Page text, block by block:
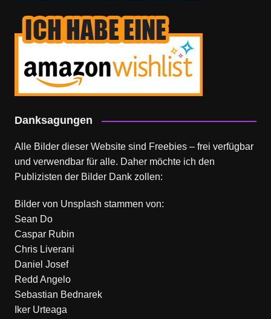
Danksagungen
Alle Bilder dieser Website sind Freebies – frei verfügbar
und verwendbar für alle. Daher möchte ich den
Publizisten der Bilder Dank zollen:
Bilder von Unsplash stammen von:
Sean Do
Caspar Rubin
Chris Liverani
Daniel Josef
Redd Angelo
Sebastian Bednarek
Iker Urteaga